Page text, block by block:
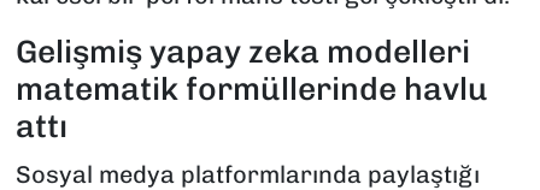
Gelişmiş yapay zeka modelleri
matematik formüllerinde havlu
attı
Sosyal medya platformlarında paylaştığı